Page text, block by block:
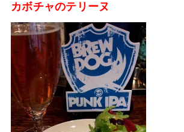
カボチャのテリーヌ